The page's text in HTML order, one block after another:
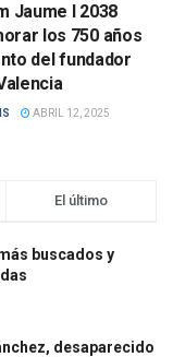
Jaume I 2038
los 750 años
del fundador
ABRIL 12, 2025
El último
buscados y
desaparecido